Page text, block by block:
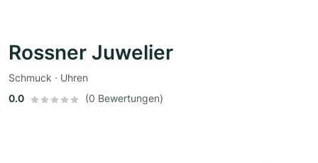
Rossner Juwelier
Schmuck · Uhren
0.0
(0 Bewertungen)